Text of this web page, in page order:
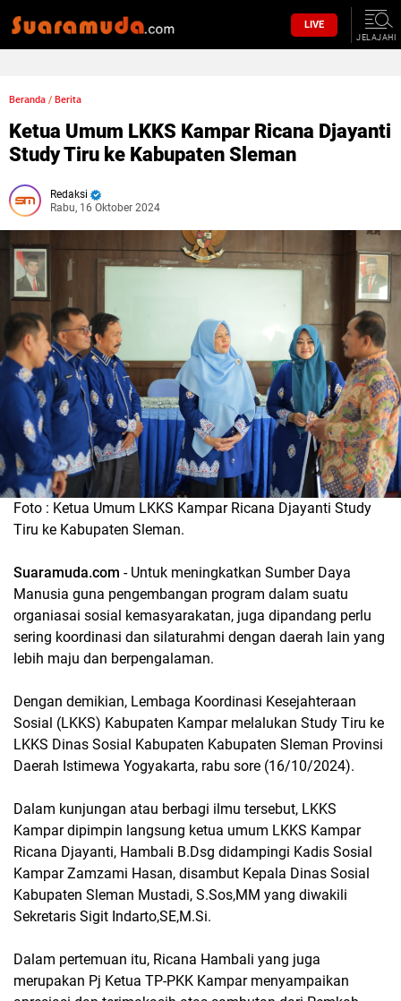
LIVE
JELAJAHI
Beranda / Berita
Ketua Umum LKKS Kampar Ricana Djayanti
Study Tiru ke Kabupaten Sleman
Redaksi
Rabu, 16 Oktober 2024
Foto : Ketua Umum LKKS Kampar Ricana Djayanti Study
Tiru ke Kabupaten Sleman.
Suaramuda.com - Untuk meningkatkan Sumber Daya
Manusia guna pengembangan program dalam suatu
organiasai sosial kemasyarakatan, juga dipandang perlu
sering koordinasi dan silaturahmi dengan daerah lain yang
lebih maju dan berpengalaman.
Dengan demikian, Lembaga Koordinasi Kesejahteraan
Sosial (LKKS) Kabupaten Kampar melalukan Study Tiru ke
LKKS Dinas Sosial Kabupaten Kabupaten Sleman Provinsi
Daerah Istimewa Yogyakarta, rabu sore (16/10/2024).
Dalam kunjungan atau berbagi ilmu tersebut, LKKS
Kampar dipimpin langsung ketua umum LKKS Kampar
Ricana Djayanti, Hambali B.Dsg didampingi Kadis Sosial
Kampar Zamzami Hasan, disambut Kepala Dinas Sosial
Kabupaten Sleman Mustadi, S.Sos,MM yang diwakili
Sekretaris Sigit Indarto,SE,M.Si.
Dalam pertemuan itu, Ricana Hambali yang juga
merupakan Pj Ketua TP-PKK Kampar menyampaikan